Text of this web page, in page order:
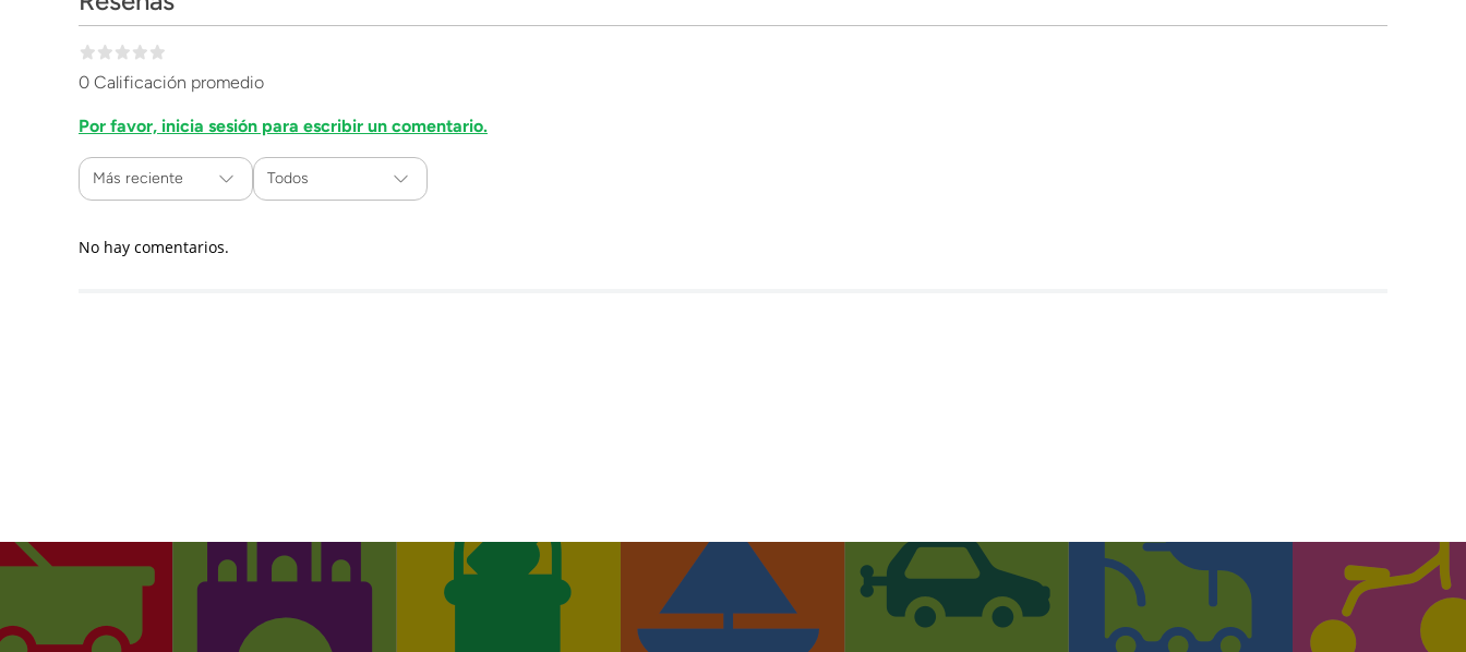
0 Calificación promedio
Por favor, inicia sesión para escribir un comentario.
Más reciente Todos
No hay comentarios.